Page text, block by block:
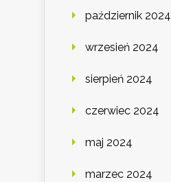
październik 2024
wrzesień 2024
sierpień 2024
czerwiec 2024
maj 2024
marzec 2024